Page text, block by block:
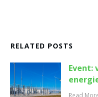
RELATED POSTS
Event:
Read